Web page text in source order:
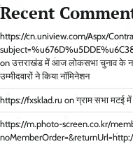
Recent
https://cn.uniview.com/Aspx/
onउत्तराखंड में आज लोकसभा चुनाव के
उम्मीदवारों ने किया नॉमिनेशन
https://fxsklad.ru onग्राम सभा मटई
https://m.photo-screen.co.kr/